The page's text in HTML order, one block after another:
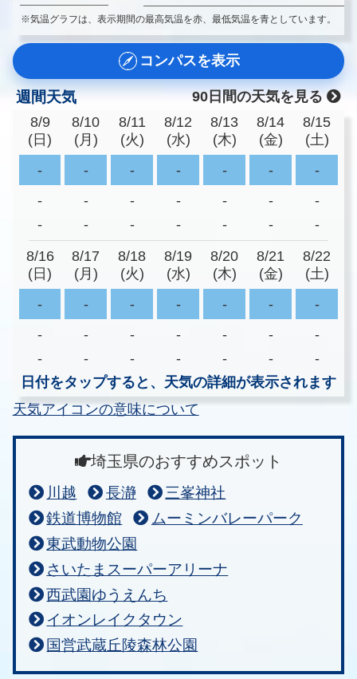
※気温グラフは、表示期間の最高気温を赤、最低気温を青としています。
コンパスを表示
週間天気
90日間の天気を見る
8/9
(日)
8/10
(月)
8/11
(火)
8/12
(水)
8/13
(木)
8/14
(金)
8/15
(土)
-
- - - - -
-
-
- - - - -
-
-
- - - - - -
8/16
(日)
8/17
(月)
8/18
(火)
8/19
(水)
8/20
(木)
8/21
(金)
8/22
(土)
-
- - - - -
-
-
- - - - -
-
-
- - - - -
-
日付をタップすると、天気の詳細が表示されます
天気アイコンの意味について
埼玉県のおすすめスポット
川越 長瀞
三峯神社
鉄道博物館
ムーミンバレーパーク
東武動物公園
さいたまスーパーアリーナ
西武園ゆうえんち
イオンレイクタウン
国営武蔵丘陵森林公園